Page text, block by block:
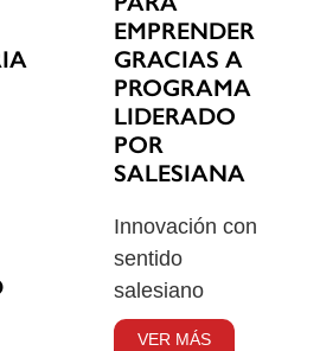
EMPRENDER
GRACIAS A
PROGRAMA
LIDERADO
POR
SALESIANA
Innovación con
sentido
salesiano
VER MÁS